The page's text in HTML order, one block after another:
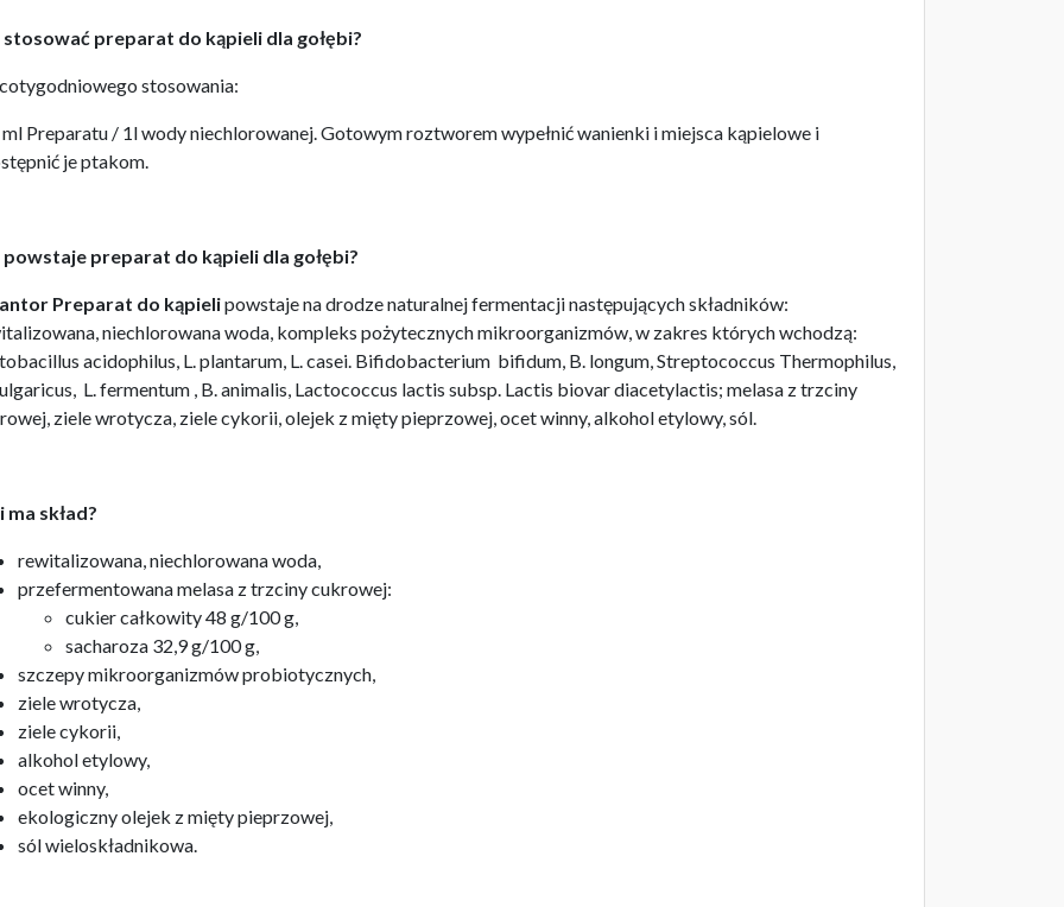
stosować preparat do kąpieli dla gołębi?
stosowania:
Preparatu / 1l wody niechlorowanej. Gotowym roztworem wypełnić wanienki i miejsca kąpielowe i
je ptakom.
powstaje preparat do kąpieli dla gołębi?
Preparat do kąpielipowstaje na drodze naturalnej fermentacji następujących składników:
niechlorowana woda, kompleks pożytecznych mikroorganizmów, w zakres których wchodzą:
acidophilus, L. plantarum, L. casei. Bifidobacterium bifidum, B. longum, Streptococcus Thermophilus,
L. fermentum , B. animalis, Lactococcus lactis subsp. Lactis biovar diacetylactis; melasa z trzciny
ziele wrotycza, ziele cykorii, olejek z mięty pieprzowej, ocet winny, alkohol etylowy, sól.
ma skład?
rewitalizowana, niechlorowana woda,
przefermentowana melasa z trzciny cukrowej:
cukier całkowity 48 g/100 g,
sacharoza 32,9 g/100 g,
szczepy mikroorganizmów probiotycznych,
ziele wrotycza,
ziele cykorii,
alkohol etylowy,
ocet winny,
ekologiczny olejek z mięty pieprzowej,
sól wieloskładnikowa.